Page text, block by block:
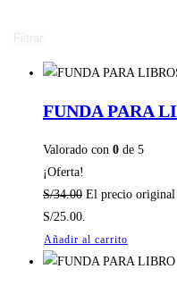
FUNDA PARA
Valorado con 0 de 5
¡Oferta!
S/34.00 El precio original
S/25.00.
Añadir al carrito